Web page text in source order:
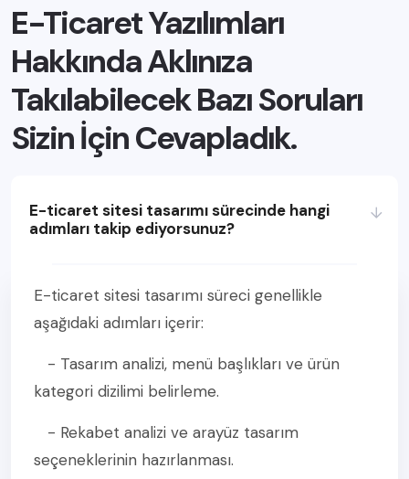
E-Ticaret Yazılımları
Hakkında Aklınıza
Takılabilecek Bazı Soruları
Sizin İçin Cevapladık.
E-ticaret sitesi tasarımı sürecinde hangi
adımları takip ediyorsunuz?
E-ticaret sitesi tasarımı süreci genellikle
aşağıdaki adımları içerir:
- Tasarım analizi, menü başlıkları ve ürün
kategori dizilimi belirleme.
- Rekabet analizi ve arayüz tasarım
seçeneklerinin hazırlanması.